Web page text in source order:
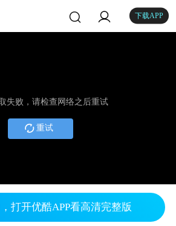
下载APP
失败，请检查网络之后重试
重试
打开优酷APP看高清完整版